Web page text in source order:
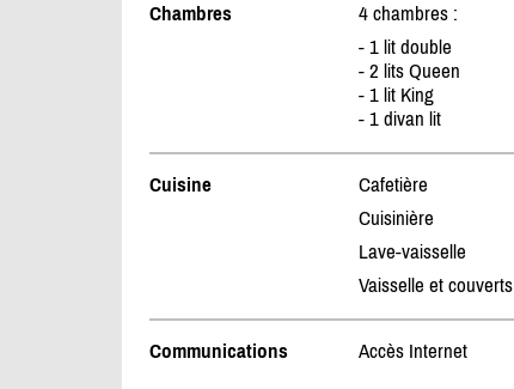
Chambres
4 chambres :
- 1 lit double
- 2 lits Queen
- 1 lit King
- 1 divan lit
Cuisine Cafetière
Cuisinière
Lave-vaisselle
Vaisselle et couverts
Communications Accès Internet